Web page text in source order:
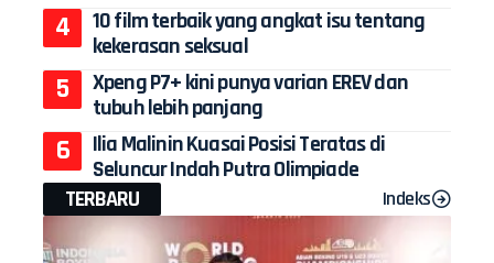
10 film terbaik yang angkat isu tentang
kekerasan seksual
Xpeng P7+ kini punya varian EREV dan
tubuh lebih panjang
Ilia Malinin Kuasai Posisi Teratas di
Seluncur Indah Putra Olimpiade
TERBARU
Indeks